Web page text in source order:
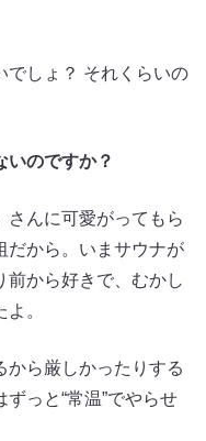
でしょ？ それくらいの
のですか？
さんに可愛がってもら
だから。いまサウナが
前から好きで、むかし
。
から厳しかったりする
っと“常温”でやらせ